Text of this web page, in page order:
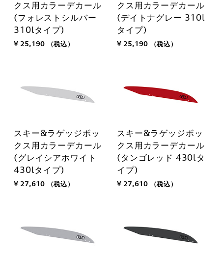
クス用カラーデカール
(フォレストシルバー
310lタイプ)
¥ 25,190 （税込）
クス用カラーデカール
(デイトナグレー 310l
タイプ)
¥ 25,190 （税込）
スキー&ラゲッジボッ
クス用カラーデカール
(グレイシアホワイト
430lタイプ)
¥ 27,610 （税込）
スキー&ラゲッジボッ
クス用カラーデカール
(タンゴレッド 430lタ
イプ)
¥ 27,610 （税込）